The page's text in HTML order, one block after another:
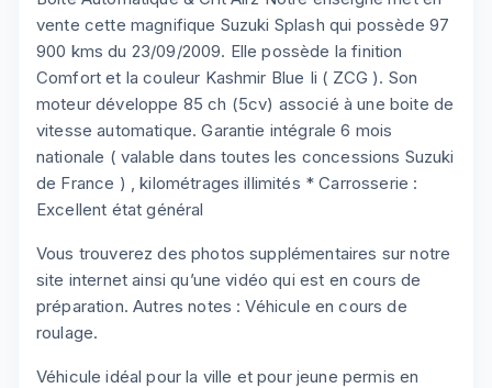
vente cette magnifique Suzuki Splash qui possède 97
900 kms du 23/09/2009. Elle possède la finition
Comfort et la couleur Kashmir Blue Ii ( ZCG ). Son
moteur développe 85 ch (5cv) associé à une boite de
vitesse automatique. Garantie intégrale 6 mois
nationale ( valable dans toutes les concessions Suzuki
de France ) , kilométrages illimités * Carrosserie :
Excellent état général
Vous trouverez des photos supplémentaires sur notre
site internet ainsi qu’une vidéo qui est en cours de
préparation. Autres notes : Véhicule en cours de
roulage.
Véhicule idéal pour la ville et pour jeune permis en